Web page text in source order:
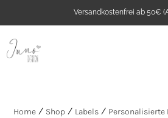
Versandkostenfrei ab 50€
Home / Shop / Labels / Personalisierte